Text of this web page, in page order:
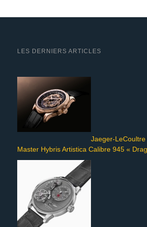
LES DERNIERS ARTICLES
Jaeger-
Master Hybris Artistica Calibre 945 «